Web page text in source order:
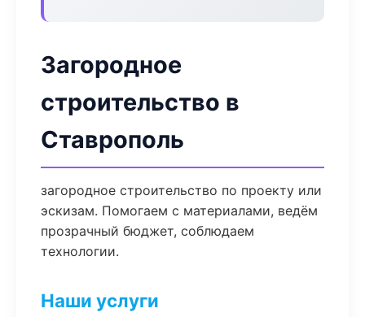
Загородное
строительство в
Ставрополь
загородное строительство по проекту или
эскизам. Помогаем с материалами, ведём
прозрачный бюджет, соблюдаем
технологии.
Наши услуги